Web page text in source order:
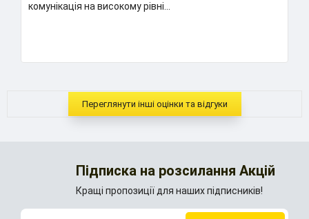
комунікація на високому рівні...
Переглянути інші оцінки та відгуки
Підписка на розсилання Акцій
Кращі пропозиції для наших підписників!